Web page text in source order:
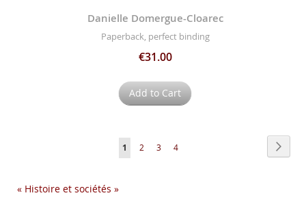
Danielle Domergue-Cloarec
Paperback, perfect binding
€31.00
Add to Cart
Page
You're
1 Page
2 Page
3 Page
4
« Histoire et sociétés »